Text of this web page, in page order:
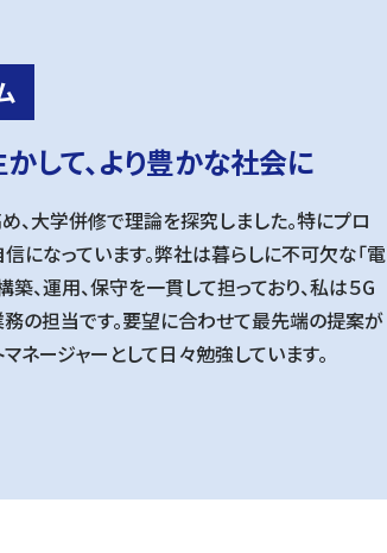
して、より豊かな社会に
、大学併修で理論を探究しました。特にプロ
になっています。弊社は暮らしに不可欠な「電
築、運用、保守を一貫して担っており、私は５G
の担当です。要望に合わせて最先端の提案が
マネージャーとして日々勉強しています。